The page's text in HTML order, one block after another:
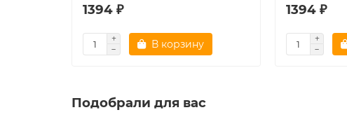
1394 ₽
В корзину
1394 ₽
Подобрали для вас